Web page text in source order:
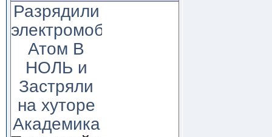
Разрядили
электромобиль
Атом В
НОЛЬ и
Застряли
на хуторе
Академика